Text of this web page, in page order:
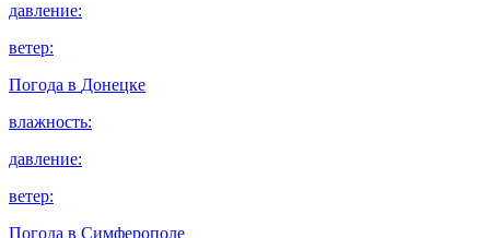
давление:
ветер:
Погода в Донецке
влажность:
давление:
ветер:
Погода в Симферополе